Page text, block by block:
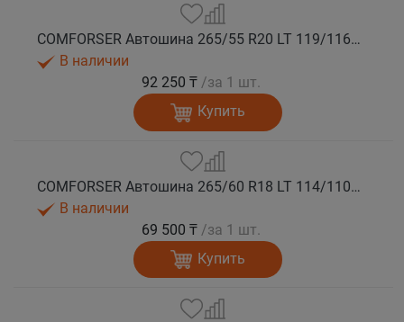
COMFORSER Автошина 265/55 R20 LT 119/116R CF1100 10PR RWL лето
В наличии
92 250 ₸ /за 1 шт.
Купить
COMFORSER Автошина 265/60 R18 LT 114/110S CF1100 8PR RWL лето
В наличии
69 500 ₸ /за 1 шт.
Купить